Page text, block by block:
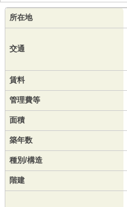
所在地
交通
賃料
管理費等
面積
築年数
種別/構造
階建